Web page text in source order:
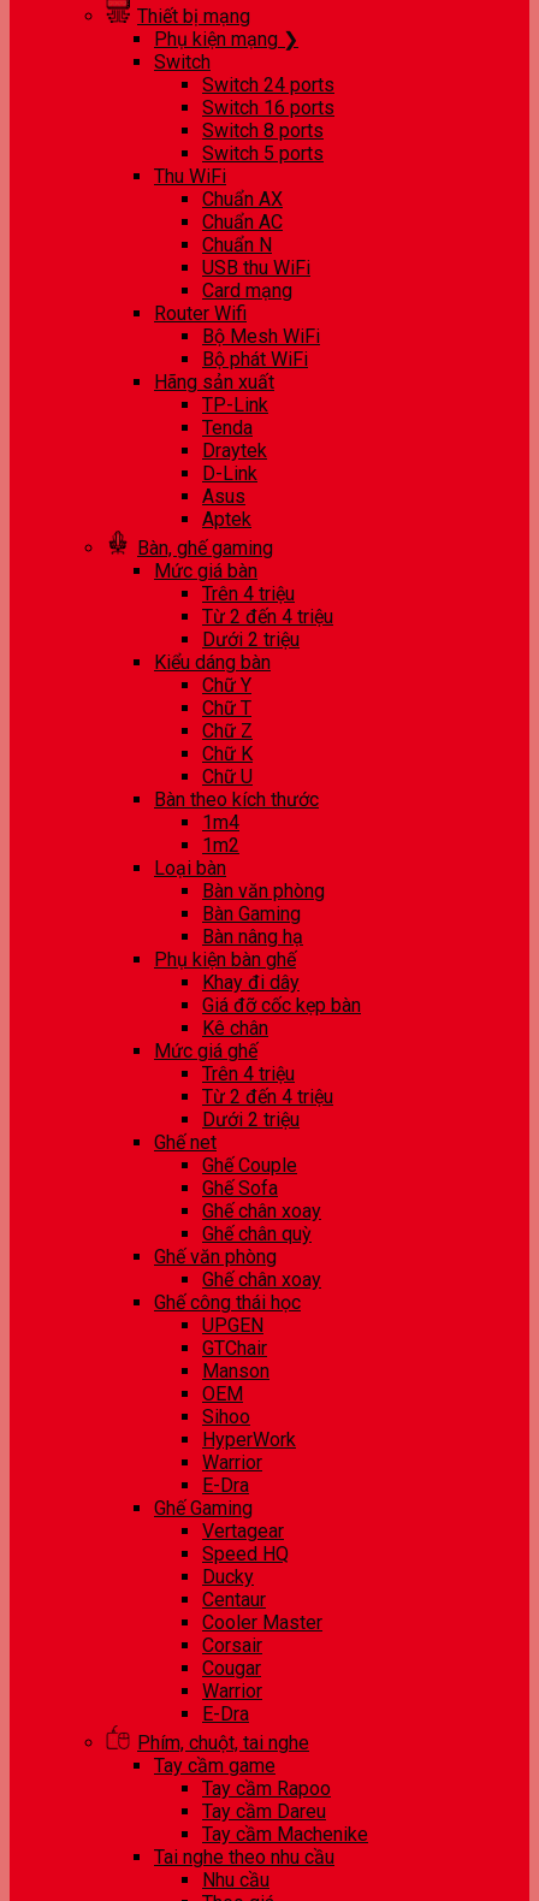
Thiết bị mạng
Phụ kiện mạng ❯
Switch
Switch 24 ports
Switch 16 ports
Switch 8 ports
Switch 5 ports
Thu WiFi
Chuẩn AX
Chuẩn AC
Chuẩn N
USB thu WiFi
Card mạng
Router Wifi
Bộ Mesh WiFi
Bộ phát WiFi
Hãng sản xuất
TP-Link
Tenda
Draytek
D-Link
Asus
Aptek
Bàn, ghế gaming
Mức giá bàn
Trên 4 triệu
Từ 2 đến 4 triệu
Dưới 2 triệu
Kiểu dáng bàn
Chữ Y
Chữ T
Chữ Z
Chữ K
Chữ U
Bàn theo kích thước
1m4
1m2
Loại bàn
Bàn văn phòng
Bàn Gaming
Bàn nâng hạ
Phụ kiện bàn ghế
Khay đi dây
Giá đỡ cốc kẹp bàn
Kê chân
Mức giá ghế
Trên 4 triệu
Từ 2 đến 4 triệu
Dưới 2 triệu
Ghế net
Ghế Couple
Ghế Sofa
Ghế chân xoay
Ghế chân quỳ
Ghế văn phòng
Ghế chân xoay
Ghế công thái học
UPGEN
GTChair
Manson
OEM
Sihoo
HyperWork
Warrior
E-Dra
Ghế Gaming
Vertagear
Speed HQ
Ducky
Centaur
Cooler Master
Corsair
Cougar
Warrior
E-Dra
Phím, chuột, tai nghe
Tay cầm game
Tay cầm Rapoo
Tay cầm Dareu
Tay cầm Machenike
Tai nghe theo nhu cầu
Nhu cầu